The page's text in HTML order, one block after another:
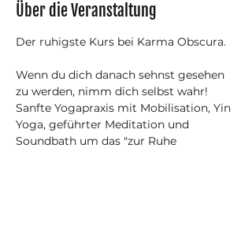
Über die Veranstaltung
Der ruhigste Kurs bei Karma Obscura.
​Wenn du dich danach sehnst gesehen
zu werden, nimm dich selbst wahr!
Sanfte Yogapraxis mit Mobilisation, Yin
Yoga, geführter Meditation und
Soundbath um das "zur Ruhe